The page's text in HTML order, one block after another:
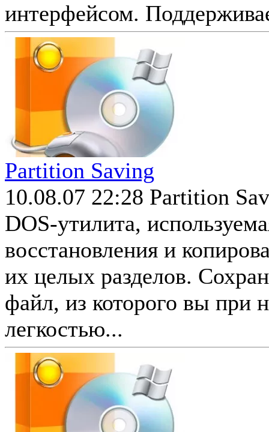
интерфейсом.
Partition Saving
10.08.07 22:28 Partition
DOS-утилита,
восстановления и
их целых разделов.
файл, из которого вы при
легкостью...